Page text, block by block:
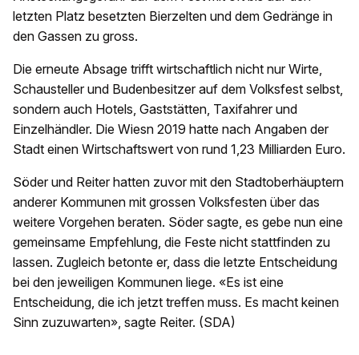
letzten Platz besetzten Bierzelten und dem Gedränge in
den Gassen zu gross.
Die erneute Absage trifft wirtschaftlich nicht nur Wirte,
Schausteller und Budenbesitzer auf dem Volksfest selbst,
sondern auch Hotels, Gaststätten, Taxifahrer und
Einzelhändler. Die Wiesn 2019 hatte nach Angaben der
Stadt einen Wirtschaftswert von rund 1,23 Milliarden Euro.
Söder und Reiter hatten zuvor mit den Stadtoberhäuptern
anderer Kommunen mit grossen Volksfesten über das
weitere Vorgehen beraten. Söder sagte, es gebe nun eine
gemeinsame Empfehlung, die Feste nicht stattfinden zu
lassen. Zugleich betonte er, dass die letzte Entscheidung
bei den jeweiligen Kommunen liege. «Es ist eine
Entscheidung, die ich jetzt treffen muss. Es macht keinen
Sinn zuzuwarten», sagte Reiter. (SDA)